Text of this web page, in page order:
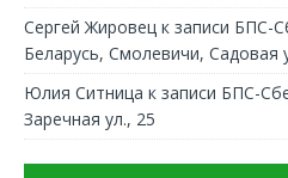
Сергей Жировец к записи БПС-
Беларусь, Смолевичи, Садовая
Юлия Ситница к записи БПС-
Заречная ул., 25